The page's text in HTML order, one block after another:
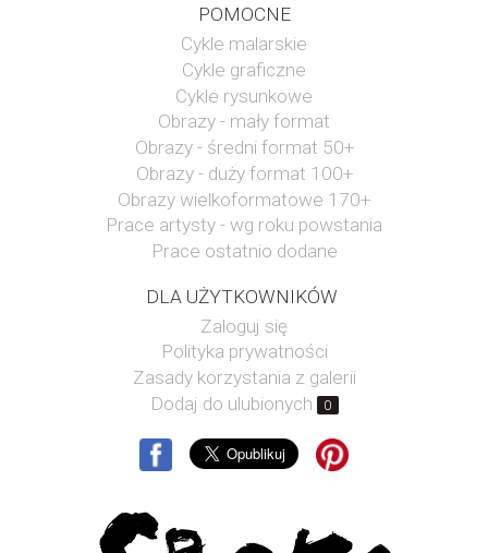
POMOCNE
Cykle malarskie
Cykle graficzne
Cykle rysunkowe
Obrazy - mały format
Obrazy - średni format 50+
Obrazy - duży format 100+
Obrazy wielkoformatowe 170+
Prace artysty - wg roku powstania
Prace ostatnio dodane
DLA UŻYTKOWNIKÓW
Zaloguj się
Polityka prywatności
Zasady korzystania z galerii
Dodaj do ulubionych
0